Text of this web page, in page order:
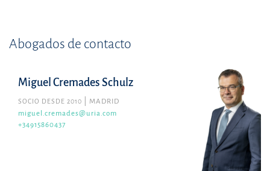
Abogados de contacto
Miguel Cremades Schulz
SOCIO DESDE 2010
MADRID
miguel.cremades@uria.com
+34915860437